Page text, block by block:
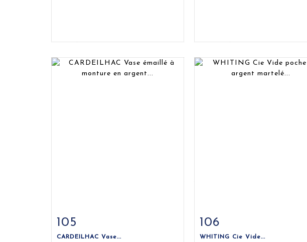
Fiche détaillée
105
CARDEILHAC Vase...
Fiche détaillée
106
WHITING Cie Vide...